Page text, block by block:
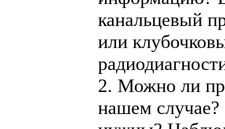
канальцевый
или
2. Можно ли
нашем случае?